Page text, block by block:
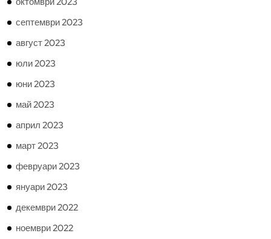
септември 2023
август 2023
юли 2023
юни 2023
май 2023
април 2023
март 2023
февруари 2023
януари 2023
декември 2022
ноември 2022